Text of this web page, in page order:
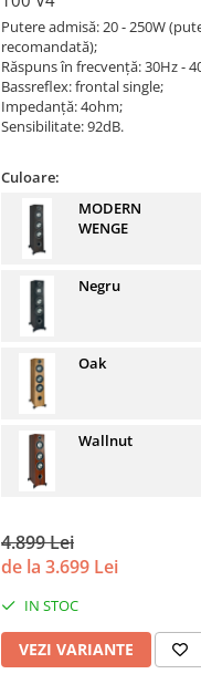
Putere admisă: 20 - 250W
recomandată);
Răspuns în frecvență: 30Hz -
Bassreflex: frontal single;
Impedanță: 4ohm;
Sensibilitate: 92dB.
Culoare:
MODERN
WENGE
Negru
Oak
Wallnut
4.899 Lei
de la 3.699 Lei
IN STOC
VEZI VARIANTE